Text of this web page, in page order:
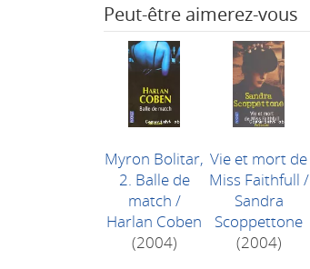
Peut-être aimerez-vous
Myron Bolitar,
2. Balle de
match /
Harlan Coben
(2004)
Vie et mort de
Miss Faithfull /
Sandra
Scoppettone
(2004)